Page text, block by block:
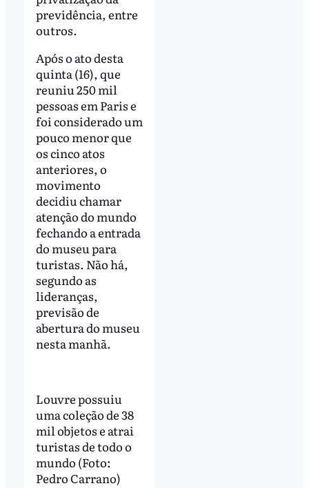
previdência, entre
outros.
Após o ato desta
quinta (16), que
reuniu 250 mil
pessoas em Paris e
foi considerado um
pouco menor que
os cinco atos
anteriores, o
movimento
decidiu chamar
atenção do mundo
fechando a entrada
do museu para
turistas. Não há,
segundo as
lideranças,
previsão de
abertura do museu
nesta manhã.
Louvre possuiu
uma coleção de 38
mil objetos e atrai
turistas de todo o
mundo (Foto:
Pedro Carrano)